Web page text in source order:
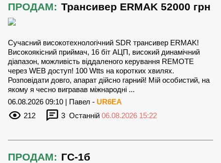
ПРОДАМ: Трансивер ERMAK 52000 грн
Сучасний високотехнологічний SDR трансивер ERMAK!
Високоякісний приймач, 16 біт AЦП, високий динамічний
діапазон, можливiсть вiддаленого керування REMOTE
через WEB доступ! 100 Wtts на коротких хвилях.
Розповiдати довго, апарат дiйсно гарний! Мiй особистий, на
якому я чесно вигравав мiжнароднi ...
06.08.2026 09:10 | Павел - UR6EA
212
3 Останній 06.08.2026 15:22
ПРОДАМ: ГС-1б